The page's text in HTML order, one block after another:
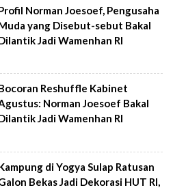
Norman Joesoef, Pengusaha
yang Disebut-sebut Bakal
Jadi Wamenhan RI
Reshuffle Kabinet
Norman Joesoef Bakal
Jadi Wamenhan RI
di Yogya Sulap Ratusan
Bekas Jadi Dekorasi HUT RI,